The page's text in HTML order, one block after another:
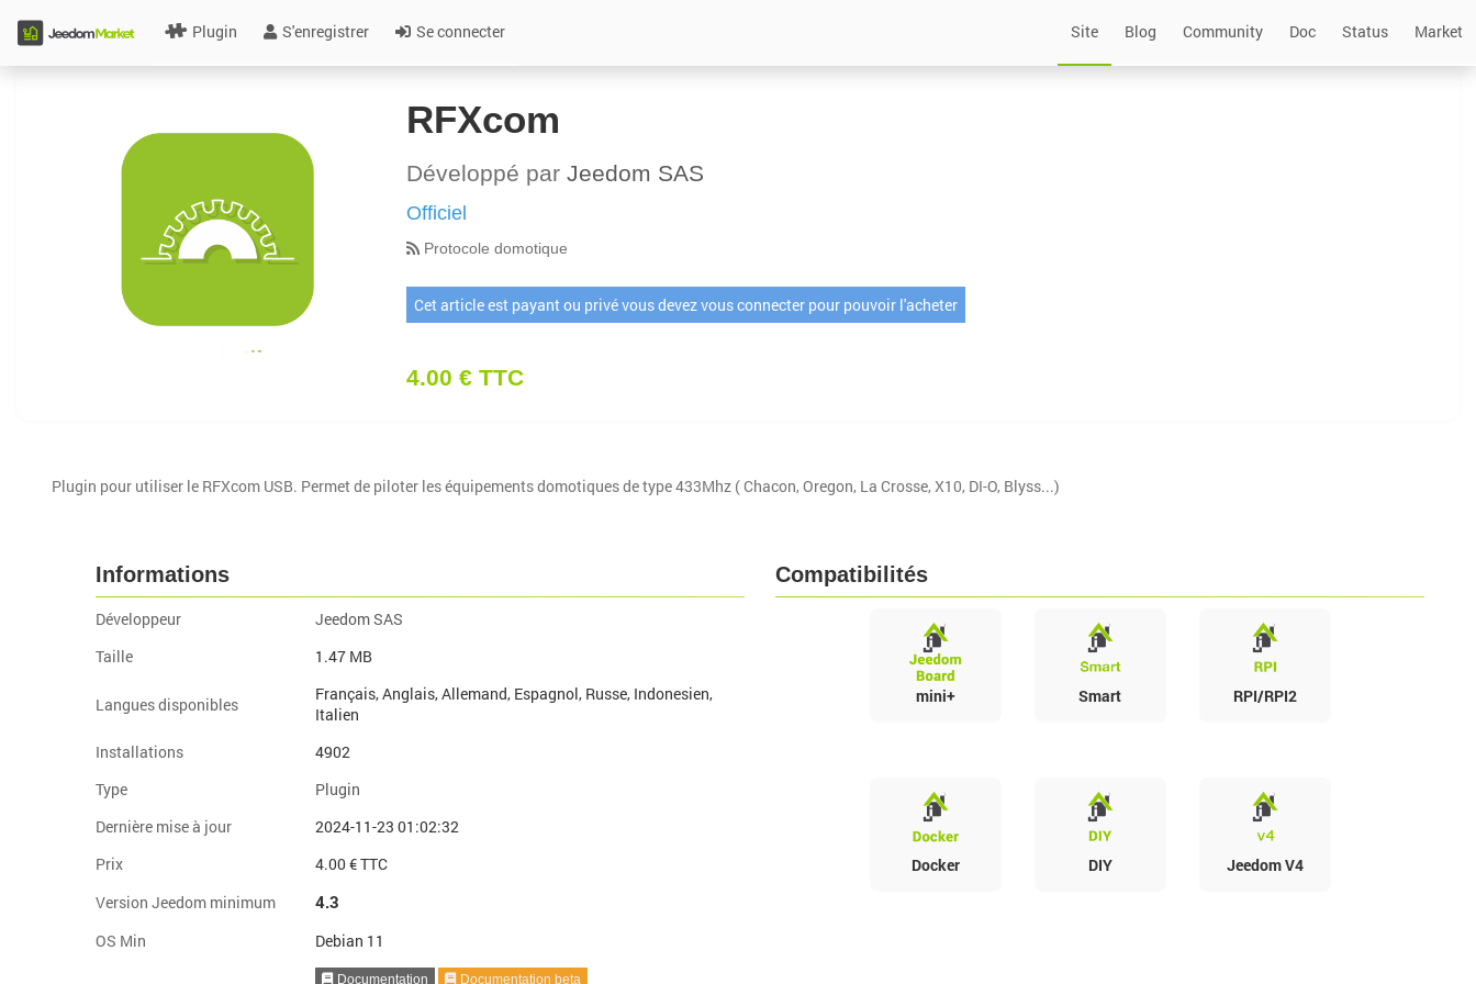
Plugin S'enregistrer Se connecter Site Blog Community Doc Status Market
RFXcom
Développé par Jeedom SAS
Officiel
Protocole domotique
Cet article est payant ou privé vous devez vous connecter pour pouvoir l'acheter
4.00 € TTC
Plugin pour utiliser le RFXcom USB. Permet de piloter les équipements domotiques de type 433Mhz ( Chacon, Oregon, La Crosse, X10, DI-O, Blyss...)
Informations
Développeur
Jeedom SAS
Taille
1.47 MB
Langues disponibles
Français, Anglais, Allemand, Espagnol, Russe, Indonesien,
Italien
Installations
4902
Type
Plugin
Dernière mise à jour
2024-11-23 01:02:32
Prix
4.00 € TTC
Version Jeedom minimum
4.3
OS Min Debian 11
Documentation Documentation beta
Compatibilités
mini+ Smart RPI/RPI2
Docker DIY Jeedom V4